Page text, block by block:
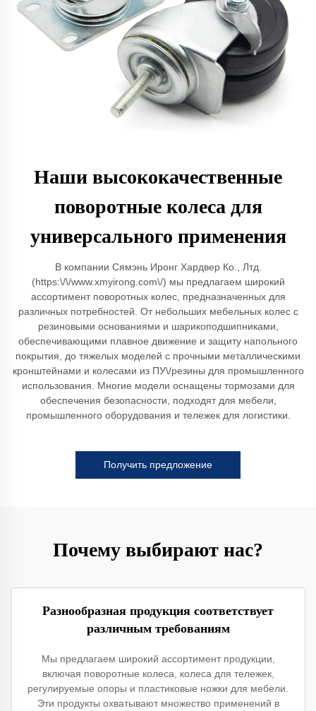
Наши высококачественные
поворотные колеса для
универсального применения
В компании Сямэнь Иронг Хардвер Ко., Лтд.
(https:\/\/www.xmyirong.com\/) мы предлагаем широкий
ассортимент поворотных колес, предназначенных для
различных потребностей. От небольших мебельных колес с
резиновыми основаниями и шарикоподшипниками,
обеспечивающими плавное движение и защиту напольного
покрытия, до тяжелых моделей с прочными металлическими
кронштейнами и колесами из ПУ\/резины для промышленного
использования. Многие модели оснащены тормозами для
обеспечения безопасности, подходят для мебели,
промышленного оборудования и тележек для логистики.
Получить предложение
Почему выбирают нас?
Разнообразная продукция соответствует
различным требованиям
Мы предлагаем широкий ассортимент продукции,
включая поворотные колеса, колеса для тележек,
регулируемые опоры и пластиковые ножки для мебели.
Эти продукты охватывают множество применений в